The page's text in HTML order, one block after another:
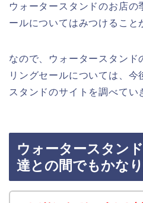
ウォータースタンドのお店の
ールについてはみつけること
なので、ウォータースタンド
リングセールについては、今
スタンドのサイトを調べてい
ウォータースタン
達との間でもかな